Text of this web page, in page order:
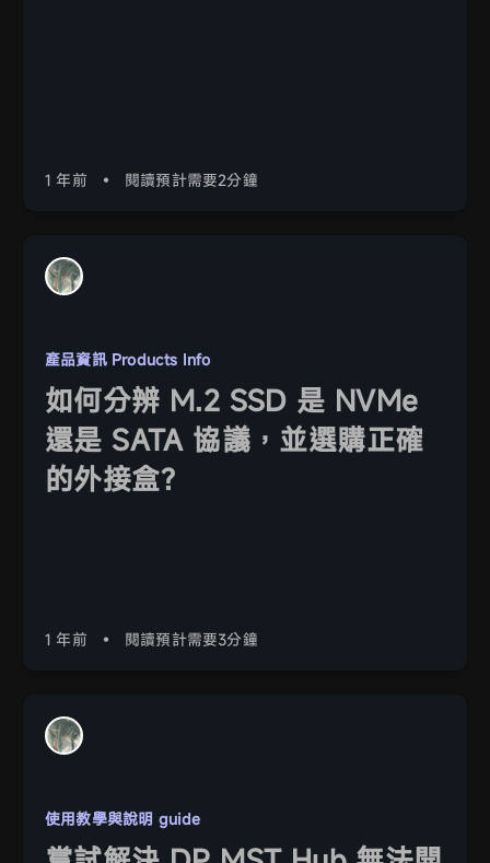
1 年前 • 閱讀預計需要2分鐘
產品資訊 Products Info
如何分辨 M.2 SSD 是 NVMe
還是 SATA 協議，並選購正確
的外接盒?
1 年前 • 閱讀預計需要3分鐘
使用教學與說明 guide